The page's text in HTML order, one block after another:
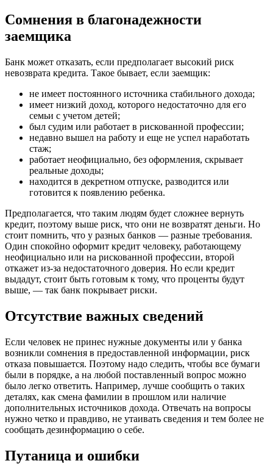
Сомнения в благонадежности
заемщика
Банк может отказать, если предполагает высокий риск
невозврата кредита. Такое бывает, если заемщик:
не имеет постоянного источника стабильного дохода;
имеет низкий доход, которого недостаточно для его
семьи с учетом детей;
был судим или работает в рискованной профессии;
недавно вышел на работу и еще не успел наработать
стаж;
работает неофициально, без оформления, скрывает
реальные доходы;
находится в декретном отпуске, разводится или
готовится к появлению ребенка.
Предполагается, что таким людям будет сложнее вернуть
кредит, поэтому выше риск, что они не возвратят деньги. Но
стоит помнить, что у разных банков — разные требования.
Один спокойно оформит кредит человеку, работающему
неофициально или на рискованной профессии, второй
откажет из-за недостаточного доверия. Но если кредит
выдадут, стоит быть готовым к тому, что проценты будут
выше, — так банк покрывает риски.
Отсутствие важных сведений
Если человек не принес нужные документы или у банка
возникли сомнения в предоставленной информации, риск
отказа повышается. Поэтому надо следить, чтобы все бумаги
были в порядке, а на любой поставленный вопрос можно
было легко ответить. Например, лучше сообщить о таких
деталях, как смена фамилии в прошлом или наличие
дополнительных источников дохода. Отвечать на вопросы
нужно четко и правдиво, не утаивать сведения и тем более не
сообщать дезинформацию о себе.
Путаница и ошибки